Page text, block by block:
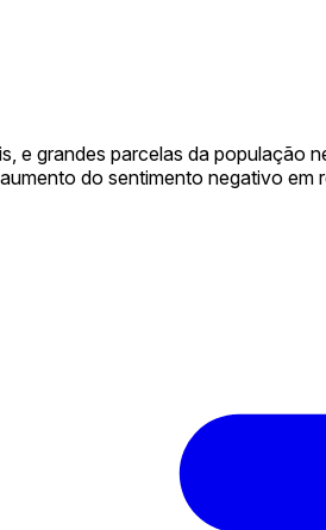
grandes parcelas da população
do sentimento negativo